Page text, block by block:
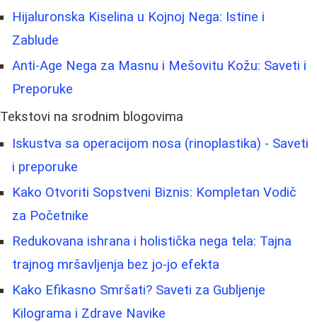
Hijaluronska Kiselina u Kojnoj Nega: Istine i
Zablude
Anti-Age Nega za Masnu i Mešovitu Kožu: Saveti i
Preporuke
Tekstovi na srodnim blogovima
Iskustva sa operacijom nosa (rinoplastika) - Saveti
i preporuke
Kako Otvoriti Sopstveni Biznis: Kompletan Vodič
za Početnike
Redukovana ishrana i holistička nega tela: Tajna
trajnog mršavljenja bez jo-jo efekta
Kako Efikasno Smršati? Saveti za Gubljenje
Kilograma i Zdrave Navike